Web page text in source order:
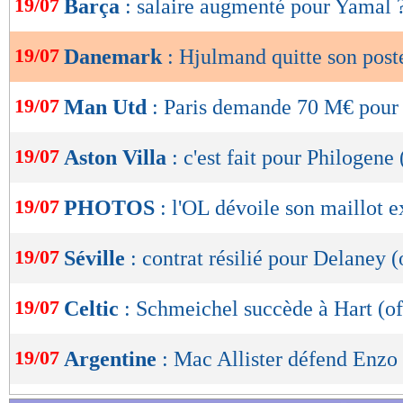
de
OK
19/07 Barça : salaire augmenté pour Yamal
19/07 Danemark : Hjulmand quitte son
19/07 Man Utd : Paris demande 70 M€
19/07 Aston Villa : c'est fait pour Philogene
19/07 PHOTOS : l'OL dévoile son maillot
19/07 Séville : contrat résilié pour Delaney
19/07 Celtic : Schmeichel succède à Hart
19/07 Argentine : Mac Allister défend Enzo